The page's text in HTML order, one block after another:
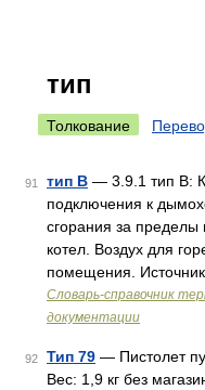
тип
Толкование
91 тип В — 3.9.1 тип В:
подключения к
сгорания за
котел. Воздух для
помещения.
Словарь-справочник
документации
92 Тип 79 — Пистолет
Вес: 1,9 кг без